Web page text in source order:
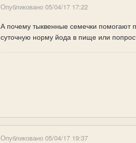
Опубликовано 05/04/17 17:22
А почему тыквенные семечки помогают
суточную норму йода в пище или
Опубликовано 05/04/17 19:37